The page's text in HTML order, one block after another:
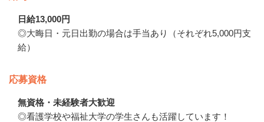
日給13,000円
◎大晦日・元日出勤の場合は手当あり（それぞれ5,000円支
給）
応募資格
無資格・未経験者大歓迎
◎看護学校や福祉大学の学生さんも活躍しています！